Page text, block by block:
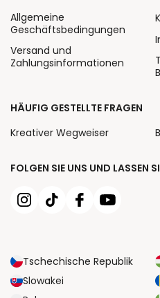
FOLGEN SIE UNS UND LASSEN
Tschechische Republik
Slowakei
Allgemeine
Geschäftsbedingungen
Versand und
Zahlungsinformationen
HÄUFIG GESTELLTE FRAGEN
Kreativer Wegweiser